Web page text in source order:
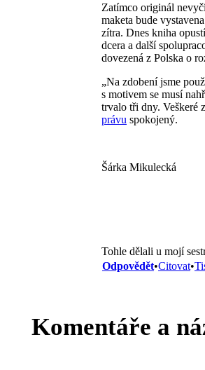
Zatímco originál
maketa bude
zítra. Dnes kniha
dcera a další
dovezená z Polska o
„Na zdobení jsme
s motivem se musí
trvalo tři dny. Veškeré
právu spokojený.
Šárka Mikulecká
Tohle dělali u mojí
Odpovědět•Citovat•
Komentáře a